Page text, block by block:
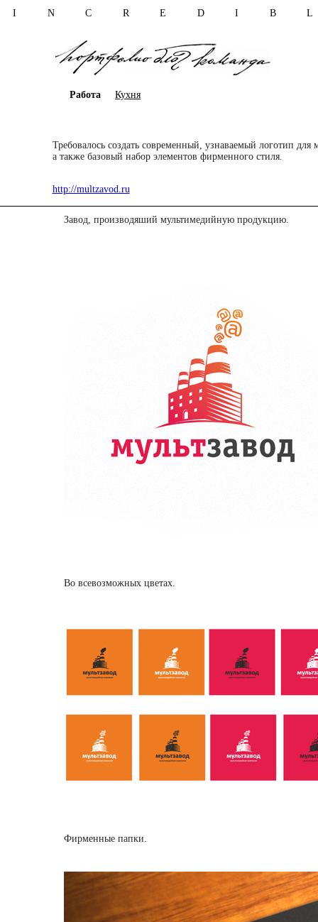
N C R E D I B
Работа Кухня
Требовалось создать современный, узнаваемый логотип для
а также базовый набор элементов фирменного стиля.
http://multzavod.ru
Завод, производяший мультимедийную продукцию.
Во всевозможных цветах.
Фирменные папки.